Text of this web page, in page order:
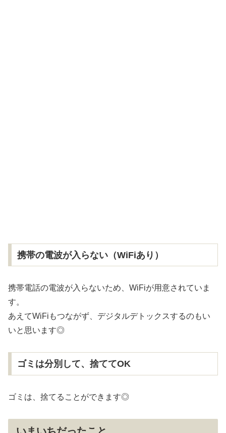
携帯の電波が入らない（WiFiあり）
携帯電話の電波が入らないため、WiFiが用意されていま
す。
あえてWiFiもつながず、デジタルデトックスするのもい
いと思います◎
ゴミは分別して、捨ててOK
ゴミは、捨てることができます◎